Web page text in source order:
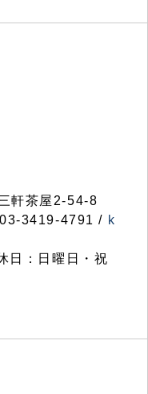
軒茶屋2-54-8
3419-4791 / k
日：日曜日・祝